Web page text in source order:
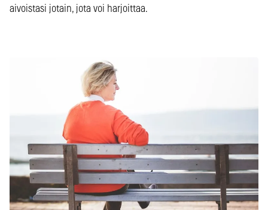
aivoistasi jotain, jota voi harjoittaa.